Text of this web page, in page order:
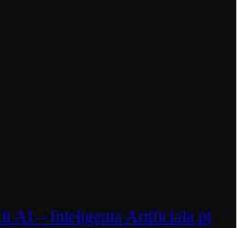
AI – Inteligenta Artificiala pt